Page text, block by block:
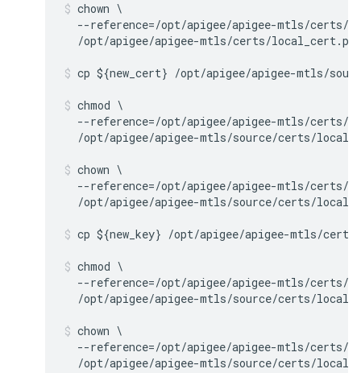
chown \
--reference=/opt/apigee/apigee-mtls/certs/
/opt/apigee/apigee-mtls/certs/
cp ${new_cert} /opt/apigee/apigee-mtls/
chmod \
--reference=/opt/apigee/apigee-mtls/certs/
/opt/apigee/apigee-mtls/source/certs/
chown \
--reference=/opt/apigee/apigee-mtls/certs/
/opt/apigee/apigee-mtls/source/certs/
cp ${new_key} /opt/apigee/apigee-mtls/
chmod \
--reference=/opt/apigee/apigee-mtls/certs/
/opt/apigee/apigee-mtls/source/certs/
chown \
--reference=/opt/apigee/apigee-mtls/certs/
/opt/apigee/apigee-mtls/source/certs/